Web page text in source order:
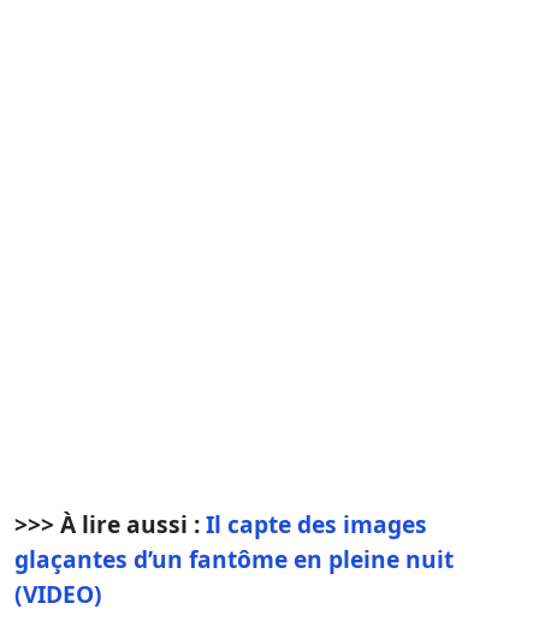
>>> À lire aussi :Il capte des images
glaçantes d’un fantôme en pleine nuit
(VIDEO)